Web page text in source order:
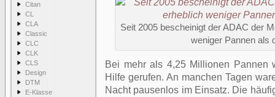
Citan
CL
CLA
Classic
CLC
CLK
CLS
Design
DTM
E-Klasse
Seit 2005 bescheinigt der ADAC der
weniger Pannen als
Bei mehr als 4,25 Millionen Pannen
Hilfe gerufen. An manchen Tagen
Nacht pausenlos im Einsatz. Die